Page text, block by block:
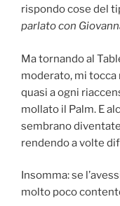
rispondo cose del
parlato con
Ma tornando al
moderato, mi tocca
quasi a ogni
mollato il Palm. E
sembrano
rendendo a volte
Insomma: se
molto poco